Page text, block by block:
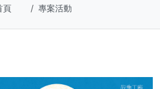
頁 專案活動